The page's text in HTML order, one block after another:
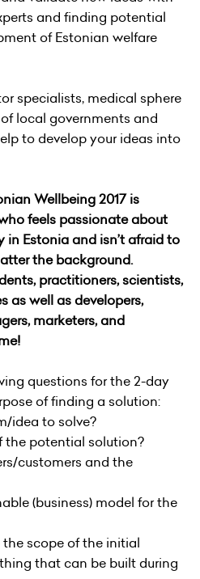
and finding potential
of Estonian welfare
specialists, medical sphere
local governments and
to develop your ideas into
Wellbeing 2017 is
feels passionate about
Estonia and isn’t afraid to
the background.
practitioners, scientists,
as well as developers,
marketers, and
questions for the 2-day
of finding a solution:
idea to solve?
the potential solution?
customers and the
(business) model for the
scope of the initial
that can be built during